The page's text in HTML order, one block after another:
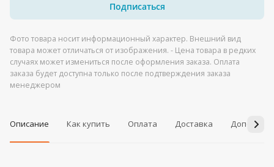
Подписаться
Фото товара носит информационный характер. Внешний вид
товара может отличаться от изображения. - Цена товара в редких
случаях может измениться после оформления заказа. Оплата
заказа будет доступна только после подтверждения заказа
менеджером
Описание Как купить Оплата Доставка